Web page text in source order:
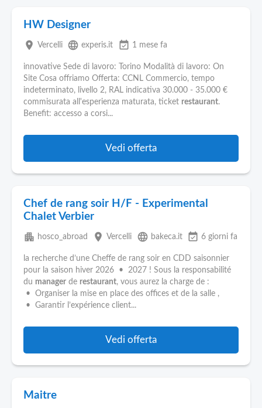
HW Designer
place Vercelli language experis.it event_available 1 mese fa
innovative Sede di lavoro: Torino Modalità di lavoro: On
Site Cosa offriamo Offerta: CCNL Commercio, tempo
indeterminato, livello 2, RAL indicativa 30.000 - 35.000 €
commisurata all'esperienza maturata, ticket restaurant.
Benefit: accesso a corsi...
Vedi offerta
Chef de rang soir H/F - Experimental
Chalet Verbier
apartment hosco_abroad place Vercelli language bakeca.it event_available 6 giorni fa
la recherche d’une Cheffe de rang soir en CDD saisonnier
pour la saison hiver 2026 • 2027 ! Sous la responsabilité
du manager de restaurant, vous aurez la charge de :
• Organiser la mise en place des offices et de la salle ,
• Garantir l’expérience client...
Vedi offerta
Maitre